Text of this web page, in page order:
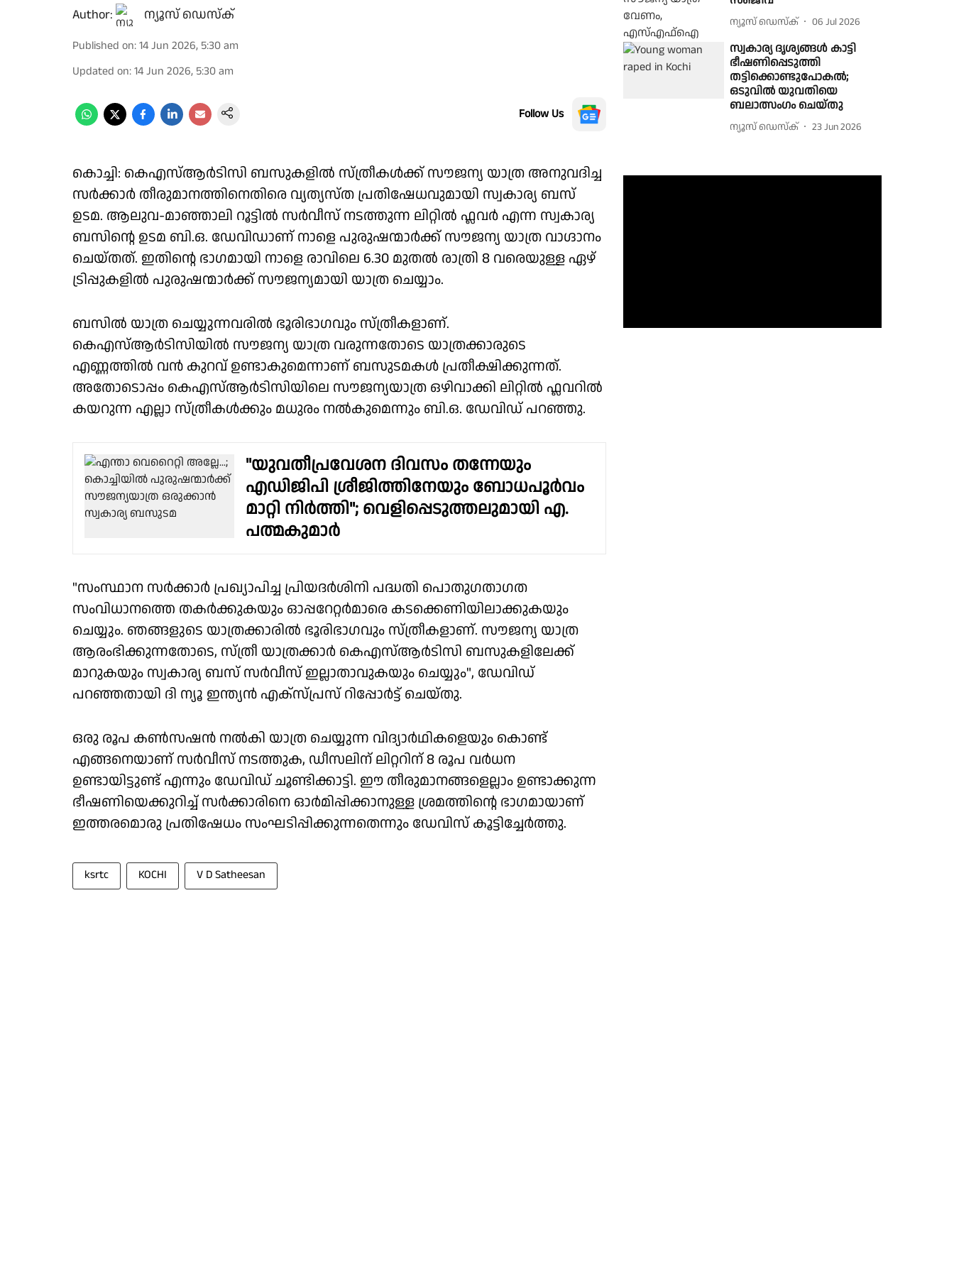
Author: ന്യൂസ് ഡെസ്ക്
Published on:14 Jun 2026, 5:30 am
Updated on:14 Jun 2026, 5:30 am
Follow Us
കൊച്ചി: കെഎസ്ആര്‍ടിസി ബസുകളില്‍ സ്ത്രീകള്‍ക്ക് സൗജന്യ യാത്ര അനുവദിച്ച
സര്‍ക്കാര്‍ തീരുമാനത്തിനെതിരെ വ്യത്യസ്ത പ്രതിഷേധവുമായി സ്വകാര്യ ബസ്
ഉടമ. ആലുവ-മാഞ്ഞാലി റൂട്ടില്‍ സര്‍വീസ് നടത്തുന്ന ലിറ്റില്‍ ഫ്ലവർ എന്ന സ്വകാര്യ
ബസിൻ്റെ ഉടമ ബി.ഒ. ഡേവിഡാണ് നാളെ പുരുഷന്മാർക്ക് സൗജന്യ യാത്ര വാഗ്ദാനം
ചെയ്തത്. ഇതിൻ്റെ ഭാഗമായി നാളെ രാവിലെ 6.30 മുതൽ രാത്രി 8 വരെയുള്ള ഏഴ്
ട്രിപ്പുകളിൽ പുരുഷന്മാർക്ക് സൗജന്യമായി യാത്ര ചെയ്യാം.
ബസിൽ യാത്ര ചെയ്യുന്നവരിൽ ഭൂരിഭാഗവും സ്ത്രീകളാണ്.
കെഎസ്ആർടിസിയിൽ സൗജന്യ യാത്ര വരുന്നതോടെ യാത്രക്കാരുടെ
എണ്ണത്തിൽ വൻ കുറവ് ഉണ്ടാകുമെന്നാണ് ബസുടമകൾ പ്രതീക്ഷിക്കുന്നത്.
അതോടൊപ്പം കെഎസ്ആർടിസിയിലെ സൗജന്യയാത്ര ഒഴിവാക്കി ലിറ്റിൽ ഫ്ലവറിൽ
കയറുന്ന എല്ലാ സ്‌ത്രീകൾക്കും മധുരം നൽകുമെന്നും ബി.ഒ. ഡേവിഡ് പറഞ്ഞു.
"യുവതീപ്രവേശന ദിവസം തന്നേയും
എഡിജിപി ശ്രീജിത്തിനേയും ബോധപൂർവം
മാറ്റി നിർത്തി"; വെളിപ്പെടുത്തലുമായി എ.
പത്മകുമാർ
"സംസ്ഥാന സർക്കാർ പ്രഖ്യാപിച്ച പ്രിയദർശിനി പദ്ധതി പൊതുഗതാഗത
സംവിധാനത്തെ തകർക്കുകയും ഓപ്പറേറ്റർമാരെ കടക്കെണിയിലാക്കുകയും
ചെയ്യും. ഞങ്ങളുടെ യാത്രക്കാരിൽ ഭൂരിഭാഗവും സ്ത്രീകളാണ്. സൗജന്യ യാത്ര
ആരംഭിക്കുന്നതോടെ, സ്ത്രീ യാത്രക്കാർ കെഎസ്ആർടിസി ബസുകളിലേക്ക്
മാറുകയും സ്വകാര്യ ബസ് സർവീസ് ഇല്ലാതാവുകയും ചെയ്യും", ഡേവിഡ്
പറഞ്ഞതായി ദി ന്യൂ ഇന്ത്യൻ എക്സ്പ്രസ് റിപ്പോർട്ട് ചെയ്തു.
ഒരു രൂപ കൺസഷൻ നൽകി യാത്ര ചെയ്യുന്ന വിദ്യാർഥികളെയും കൊണ്ട്
എങ്ങനെയാണ് സർവീസ് നടത്തുക, ഡീസലിന് ലിറ്ററിന് 8 രൂപ വർധന
ഉണ്ടായിട്ടുണ്ട് എന്നും ഡേവിഡ് ചൂണ്ടിക്കാട്ടി. ഈ തീരുമാനങ്ങളെല്ലാം ഉണ്ടാക്കുന്ന
ഭീഷണിയെക്കുറിച്ച് സർക്കാരിനെ ഓർമിപ്പിക്കാനുള്ള ശ്രമത്തിൻ്റെ ഭാഗമായാണ്
ഇത്തരമൊരു പ്രതിഷേധം സംഘടിപ്പിക്കുന്നതെന്നും ഡേവിസ് കൂട്ടിച്ചേർത്തു.
ksrtc KOCHI V D Satheesan
ന്യൂസ് ഡെസ്ക് 06 Jul 2026
സ്വകാര്യ ദൃശ്യങ്ങൾ കാട്ടി
ഭീഷണിപ്പെടുത്തി
തട്ടിക്കൊണ്ടുപോകൽ;
ഒടുവിൽ യുവതിയെ
ബലാത്സംഗം ചെയ്തു
ന്യൂസ് ഡെസ്ക് 23 Jun 2026